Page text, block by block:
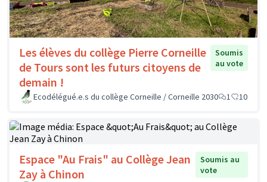
Les élèves du collège Pierre Corneille
de Tours sont les futurs citoyens de
demain !
Soumis
au vote
Ecodélégué.e.s du collège Corneille / Corneille 2030 1 10
Espace "Au Frais" au Collège Jean
Zay à Chinon
Soumis au
vote